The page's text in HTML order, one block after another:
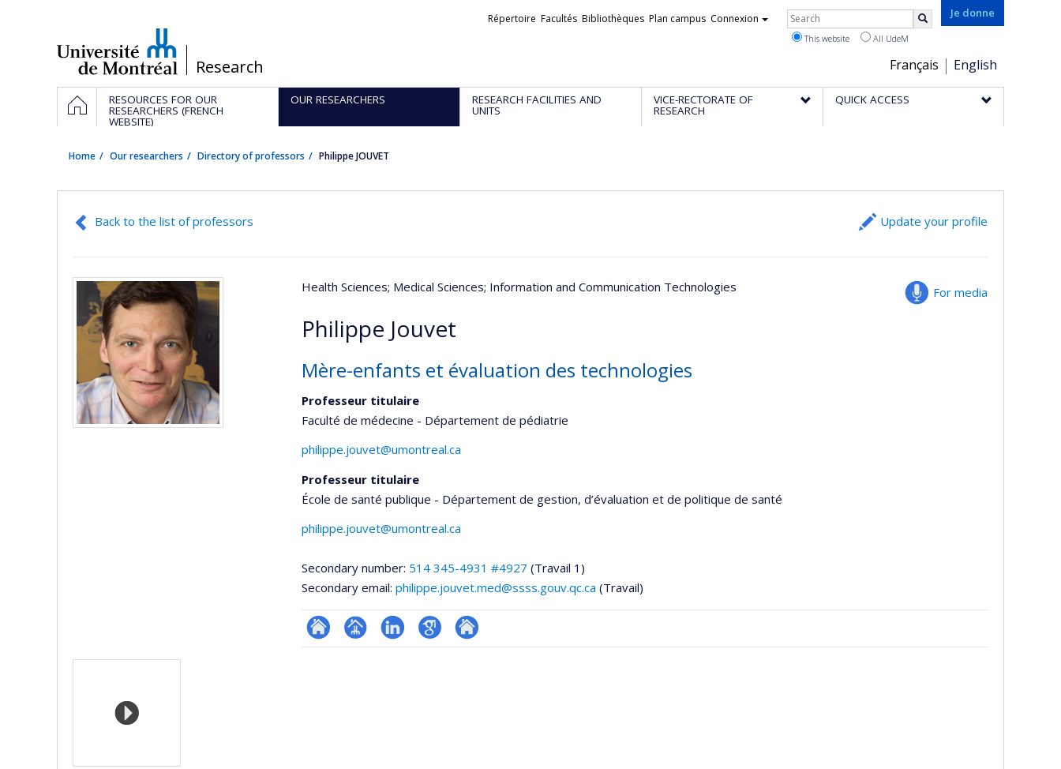
/Research
Je donne
Choix
de
la
Français English
Liens
Répertoire Facultés Bibliothèques Plan campus Connexion Rechercher
This website All UdeM
Navigation
principale
HOMERESOURCES FOR OUR
RESEARCHERS (FRENCH
WEBSITE)
OUR RESEARCHERS RESEARCH FACILITIES AND
UNITS
VICE-RECTORATE OF
RESEARCH
QUICK ACCESS
Home Our researchers Directory of professors Philippe JOUVET
Back to the list of professors Update your profile
For media
Health Sciences; Medical Sciences; Information and Communication Technologies
Philippe Jouvet
Mère-enfants et évaluation des technologies
Professeur titulaire
Faculté de médecine - Département de pédiatrie
philippe.jouvet@umontreal.ca
Professeur titulaire
École de santé publique - Département de gestion, d’évaluation et de politique de santé
philippe.jouvet@umontreal.ca
Secondary number: 514 345-4931 #4927 (Travail 1)
Secondary email: philippe.jouvet.med@ssss.gouv.qc.ca (Travail)
ResearchGate
Page LinkedInGoogleAutre
Media